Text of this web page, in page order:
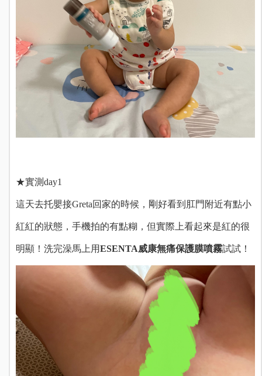
★實測day1
這天去托嬰接Greta回家的時候，剛好看到肛門附近有點小
紅紅的狀態，手機拍的有點糊，但實際上看起來是紅的很
明顯！洗完澡馬上用ESENTA威康無痛保護膜噴霧試試！